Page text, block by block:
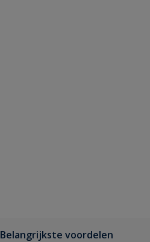
Belangrijkste voordelen